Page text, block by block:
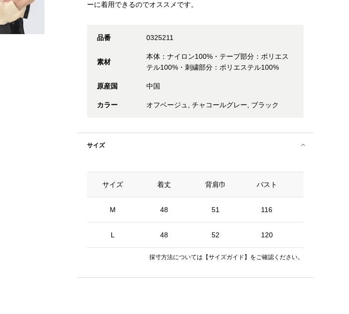
ーに着用できるのでオススメです。
品番 0325211
素材
本体：ナイロン100%・テープ部分：ポリエス
テル100%・刺繍部分：ポリエステル100%
原産国 中国
カラー オフベージュ, チャコールグレー, ブラック
サイズ
サイズ
M
L
着丈 背肩巾 バスト
48 51 116
48 52 120
採寸方法については 【サイズガイド】 をご確認ください。